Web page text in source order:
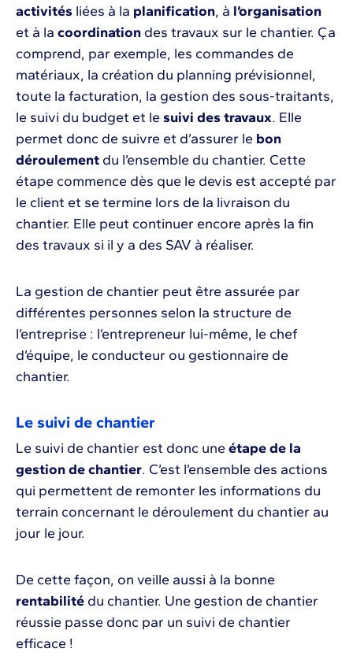
activités liées à la planification, à l’organisation
et à la coordination des travaux sur le chantier. Ça
comprend, par exemple, les commandes de
matériaux, la création du planning prévisionnel,
toute la facturation, la gestion des sous-traitants,
le suivi du budget et le suivi des travaux. Elle
permet donc de suivre et d’assurer le bon
déroulement du l’ensemble du chantier. Cette
étape commence dès que le devis est accepté par
le client et se termine lors de la livraison du
chantier. Elle peut continuer encore après la fin
des travaux si il y a des SAV à réaliser.
La gestion de chantier peut être assurée par
différentes personnes selon la structure de
l’entreprise : l’entrepreneur lui-même, le chef
d’équipe, le conducteur ou gestionnaire de
chantier.
Le suivi de chantier
Le suivi de chantier est donc une étape de la
gestion de chantier. C’est l’ensemble des actions
qui permettent de remonter les informations du
terrain concernant le déroulement du chantier au
jour le jour.
De cette façon, on veille aussi à la bonne
rentabilité du chantier. Une gestion de chantier
réussie passe donc par un suivi de chantier
efficace !